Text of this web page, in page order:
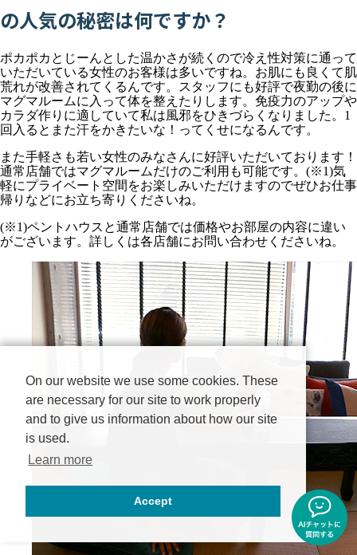
の人気の秘密は何ですか？
ポカポカとじーんとした温かさが続くので冷え性対策に通って
いただいている女性のお客様は多いですね。お肌にも良くて肌
荒れが改善されてくるんです。スタッフにも好評で夜勤の後に
マグマルームに入って体を整えたりします。免疫力のアップや
カラダ作りに適していて私は風邪をひきづらくなりました。1
回入るとまた汗をかきたいな！ってくせになるんです。
また手軽さも若い女性のみなさんに好評いただいております！
通常店舗ではマグマルームだけのご利用も可能です。(※1)気
軽にプライベート空間をお楽しみいただけますのでぜひお仕事
帰りなどにお立ち寄りくださいね。
(※1)ペントハウスと通常店舗では価格やお部屋の内容に違い
がございます。詳しくは各店舗にお問い合わせくださいね。
On our website we use some cookies. These
are necessary for our site to work properly
and to give us information about how our site
is used.
Learn more
Accept